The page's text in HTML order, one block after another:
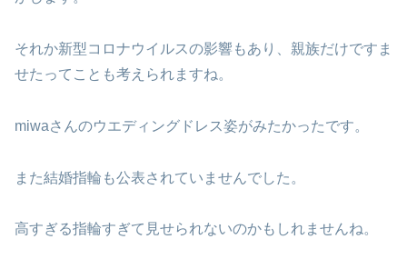
それか新型コロナウイルスの影響もあり、親族だけですま
せたってことも考えられますね。
miwaさんのウエディングドレス姿がみたかったです。
また結婚指輪も公表されていませんでした。
高すぎる指輪すぎて見せられないのかもしれませんね。